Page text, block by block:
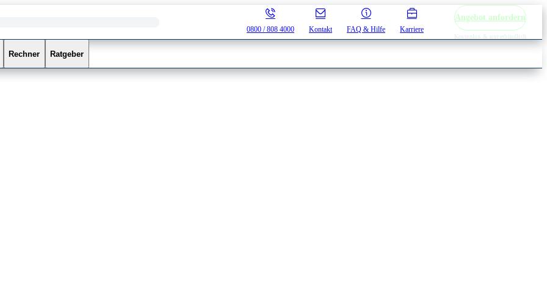
0800 / 808 4000 Kontakt FAQ & Hilfe Karriere
Angebot anfordern
Kostenlos & unverbindlich
Rechner Ratgeber